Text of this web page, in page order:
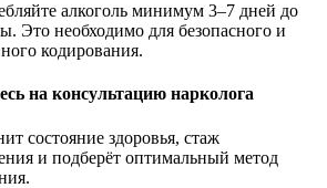
алкоголь минимум 3–7 дней до
Это необходимо для безопасного и
кодирования.
на консультацию нарколога
состояние здоровья, стаж
и подберёт оптимальный метод